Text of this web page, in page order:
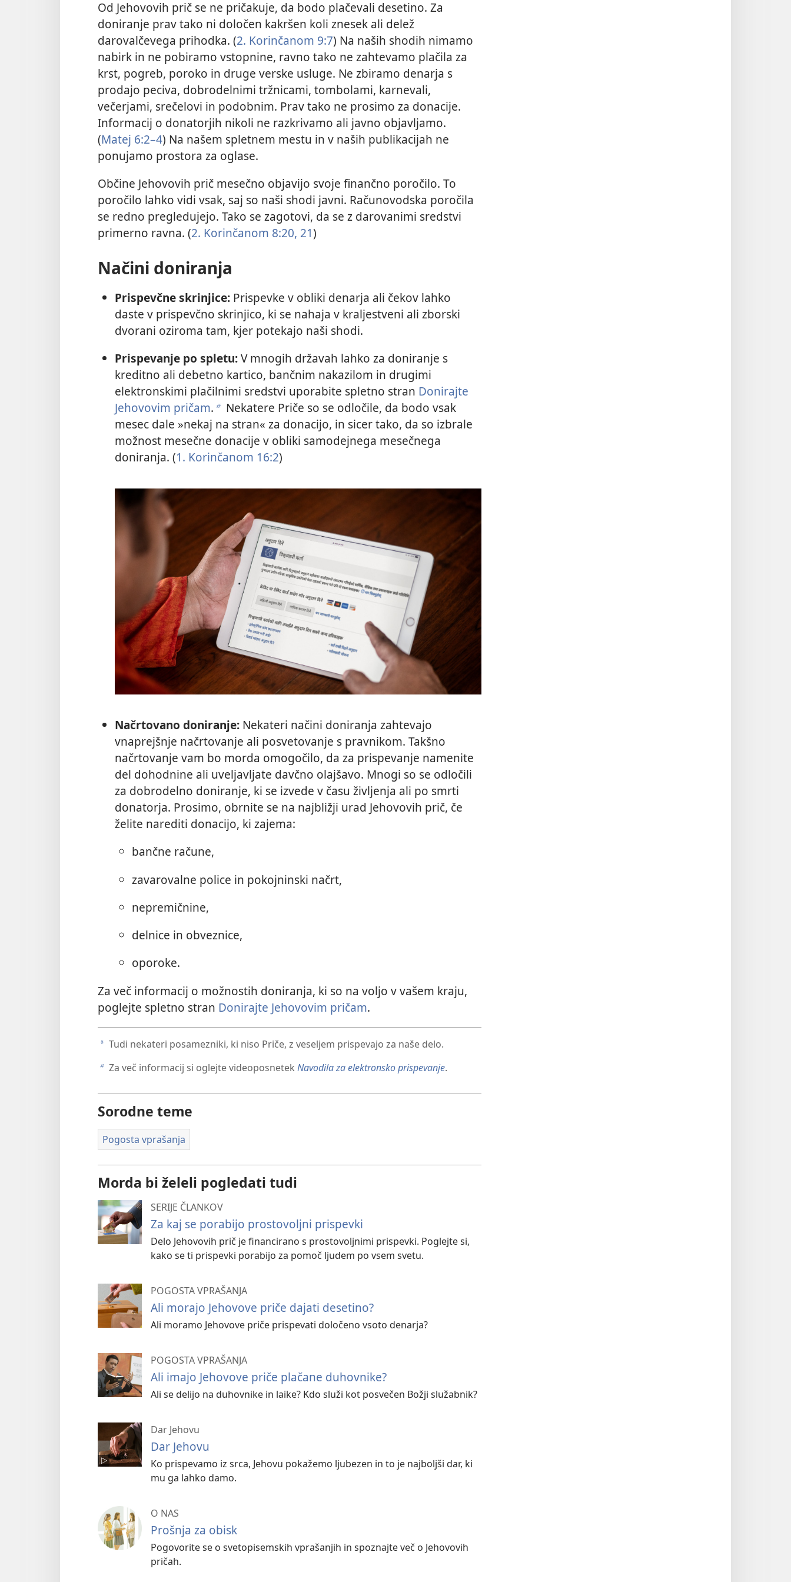
Od Jehovovih prič se ne pričakuje, da bodo plačevali desetino. Za
doniranje prav tako ni določen kakršen koli znesek ali delež
darovalčevega prihodka. (2. Korinčanom 9:7) Na naših shodih nimamo
nabirk in ne pobiramo vstopnine, ravno tako ne zahtevamo plačila za
krst, pogreb, poroko in druge verske usluge. Ne zbiramo denarja s
prodajo peciva, dobrodelnimi tržnicami, tombolami, karnevali,
večerjami, srečelovi in podobnim. Prav tako ne prosimo za donacije.
Informacij o donatorjih nikoli ne razkrivamo ali javno objavljamo.
(Matej 6:2–4) Na našem spletnem mestu in v naših publikacijah ne
ponujamo prostora za oglase.
Občine Jehovovih prič mesečno objavijo svoje finančno poročilo. To
poročilo lahko vidi vsak, saj so naši shodi javni. Računovodska poročila
se redno pregledujejo. Tako se zagotovi, da se z darovanimi sredstvi
primerno ravna. (2. Korinčanom 8:20, 21)
Načini doniranja
Prispevčne skrinjice:Prispevke v obliki denarja ali čekov lahko
daste v prispevčno skrinjico, ki se nahaja v kraljestveni ali zborski
dvorani oziroma tam, kjer potekajo naši shodi.
Prispevanje po spletu:V mnogih državah lahko za doniranje s
kreditno ali debetno kartico, bančnim nakazilom in drugimi
elektronskimi plačilnimi sredstvi uporabite spletno stran Donirajte
Jehovovim pričam. b Nekatere Priče so se odločile, da bodo vsak
mesec dale »nekaj na stran« za donacijo, in sicer tako, da so izbrale
možnost mesečne donacije v obliki samodejnega mesečnega
doniranja. (1. Korinčanom 16:2)
Načrtovano doniranje:Nekateri načini doniranja zahtevajo
vnaprejšnje načrtovanje ali posvetovanje s pravnikom. Takšno
načrtovanje vam bo morda omogočilo, da za prispevanje namenite
del dohodnine ali uveljavljate davčno olajšavo. Mnogi so se odločili
za dobrodelno doniranje, ki se izvede v času življenja ali po smrti
donatorja. Prosimo, obrnite se na najbližji urad Jehovovih prič, če
želite narediti donacijo, ki zajema:
bančne račune,
zavarovalne police in pokojninski načrt,
nepremičnine,
delnice in obveznice,
oporoke.
Za več informacij o možnostih doniranja, ki so na voljo v vašem kraju,
poglejte spletno stran Donirajte Jehovovim pričam.
a Tudi nekateri posamezniki, ki niso Priče, z veseljem prispevajo za naše delo.
b Za več informacij si oglejte videoposnetek Navodila za elektronsko prispevanje.
Sorodne teme
Pogosta vprašanja
Morda bi želeli pogledati tudi
SERIJE ČLANKOV
Za kaj se porabijo prostovoljni prispevki
Delo Jehovovih prič je financirano s prostovoljnimi prispevki. Poglejte si,
kako se ti prispevki porabijo za pomoč ljudem po vsem svetu.
POGOSTA VPRAŠANJA
Ali morajo Jehovove priče dajati desetino?
Ali moramo Jehovove priče prispevati določeno vsoto denarja?
POGOSTA VPRAŠANJA
Ali imajo Jehovove priče plačane duhovnike?
Ali se delijo na duhovnike in laike? Kdo služi kot posvečen Božji služabnik?
Dar Jehovu
Dar Jehovu
Ko prispevamo iz srca, Jehovu pokažemo ljubezen in to je najboljši dar, ki
mu ga lahko damo.
O NAS
Prošnja za obisk
Pogovorite se o svetopisemskih vprašanjih in spoznajte več o Jehovovih
pričah.